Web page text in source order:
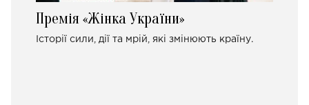
Премія «Жінка України»
Історії сили, дії та мрій, які змінюють країну.